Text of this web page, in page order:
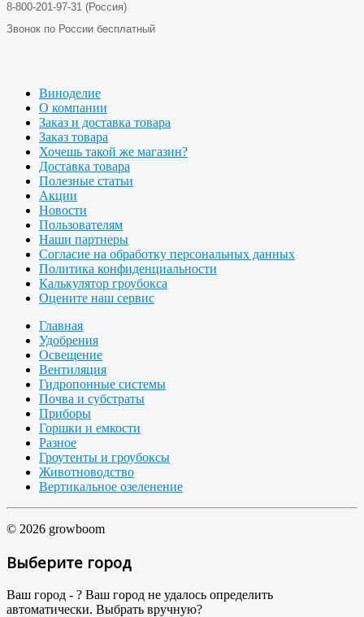
8-800-201-97-31 (Россия)
Звонок по России бесплатный
Виноделие
О компании
Заказ и доставка товара
Заказ товара
Хочешь такой же магазин?
Доставка товара
Полезные статьи
Акции
Новости
Пользователям
Наши партнеры
Согласие на обработку персональных данных
Политика конфиденциальности
Калькулятор гроубокса
Оцените наш сервис
Главная
Удобрения
Освещение
Вентиляция
Гидропонные системы
Почва и субстраты
Приборы
Горшки и емкости
Разное
Гроутенты и гроубоксы
Животноводство
Вертикальное озеленение
© 2026 growboom
Выберите город
Ваш город - ? Ваш город не удалось определить
автоматически. Выбрать вручную?